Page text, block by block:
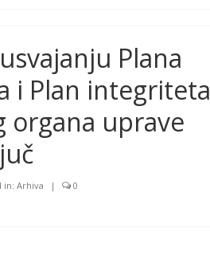
Plana
i Plan integriteta
organa uprave
in: Arhiva | 0